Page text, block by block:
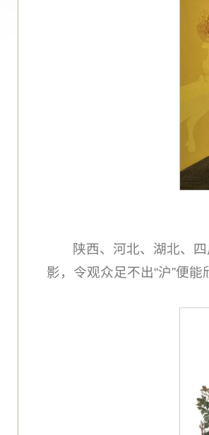
陕西、河北、湖北、
影，令观众足不出“沪”便